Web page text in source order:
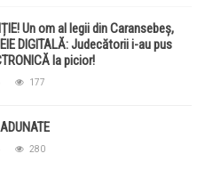
Un om al legii din Caransebeș,
DIGITALĂ: Judecătorii i-au pus
la picior!
177
280